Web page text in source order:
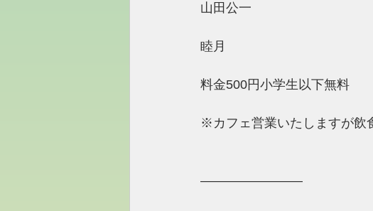
山田公一
睦月
料金500円小学生以下無料
※カフェ営業いたしますが飲
————————